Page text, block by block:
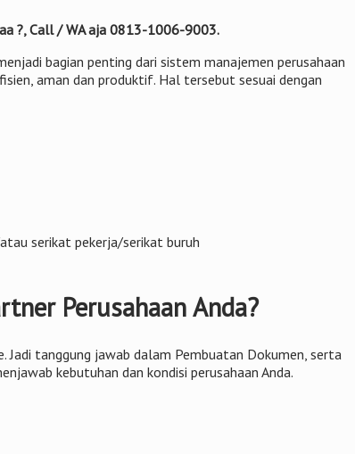
?, Call / WA aja 0813-1006-9003.
bagian penting dari sistem manajemen perusahaan
aman dan produktif. Hal tersebut sesuai dengan
serikat pekerja/serikat buruh
Perusahaan Anda?
tanggung jawab dalam Pembuatan Dokumen, serta
kebutuhan dan kondisi perusahaan Anda.